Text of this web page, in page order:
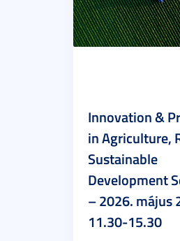
Innovation &
in Agriculture,
Sustainable
Development
– 2026. május
11.30-15.30